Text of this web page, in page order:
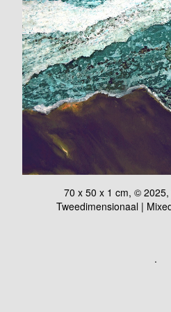
70 x 50 x 1 cm, ©
Tweedimensionaal |
.